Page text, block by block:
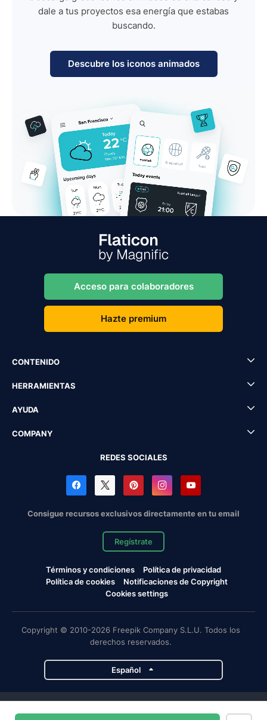
dale a tus proyectos esa energía que estabas
buscando.
Descubre los iconos animados
Acceso para colaboradores
Hazte premium
CONTENIDO
HERRAMIENTAS
AYUDA
COMPANY
REDES SOCIALES
Consigue recursos exclusivos directamente en tu email
Regístrate
Términos y condiciones
Política de privacidad
Política de cookies
Notificaciones de Copyright
Cookies settings
Copyright © 2010-2026 Freepik Company S.L.U. Todos los
derechos reservados.
Español